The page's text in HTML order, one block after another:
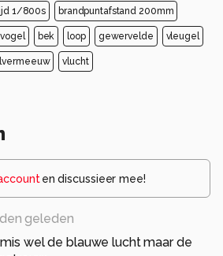
1/800s brandpuntafstand 200mm
bek loop gewervelde vleugel
vlucht
en discussieer mee!
geleden
wel de blauwe lucht maar de